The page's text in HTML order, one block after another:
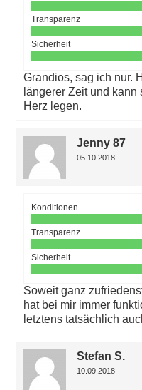
Transparenz
Sicherheit
Grandios, sag ich nur.
längerer Zeit und
Herz legen.
Jenny 87
05.10.2018
Konditionen
Transparenz
Sicherheit
Soweit ganz
hat bei mir immer
letztens tatsächlich
Stefan S.
10.09.2018